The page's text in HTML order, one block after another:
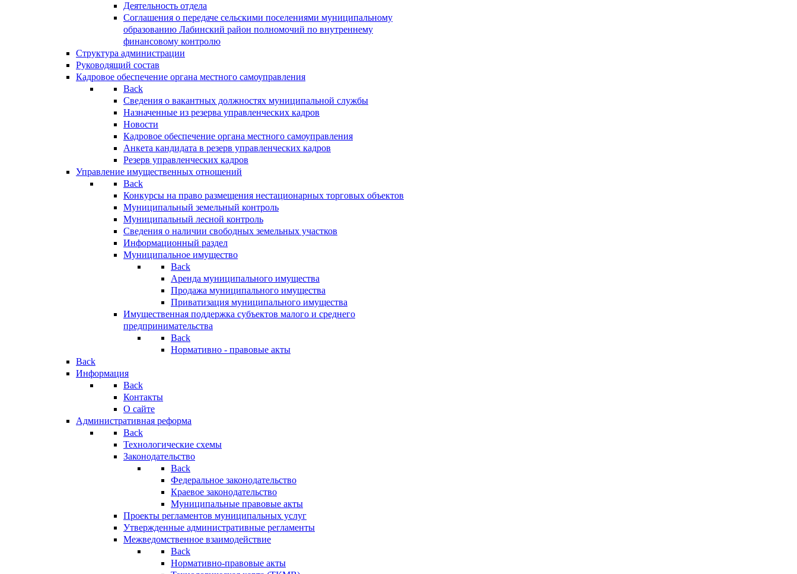
Деятельность отдела
Соглашения о передаче сельскими поселениями муниципальному
образованию Лабинский район полномочий по внутреннему
финансовому контролю
Структура администрации
Руководящий состав
Кадровое обеспечение органа местного самоуправления
Back
Сведения о вакантных должностях муниципальной службы
Назначенные из резерва управленческих кадров
Новости
Кадровое обеспечение органа местного самоуправления
Анкета кандидата в резерв управленческих кадров
Резерв управленческих кадров
Управление имущественных отношений
Back
Конкурсы на право размещения нестационарных торговых объектов
Муниципальный земельный контроль
Муниципальный лесной контроль
Сведения о наличии свободных земельных участков
Информационный раздел
Муниципальное имущество
Back
Аренда муниципального имущества
Продажа муниципального имущества
Приватизация муниципального имущества
Имущественная поддержка субъектов малого и среднего
предпринимательства
Back
Нормативно - правовые акты
Back
Информация
Back
Контакты
О сайте
Административная реформа
Back
Технологические схемы
Законодательство
Back
Федеральное законодательство
Краевое законодательство
Муниципальные правовые акты
Проекты регламентов муниципальных услуг
Утвержденные административные регламенты
Межведомственное взаимодействие
Back
Нормативно-правовые акты